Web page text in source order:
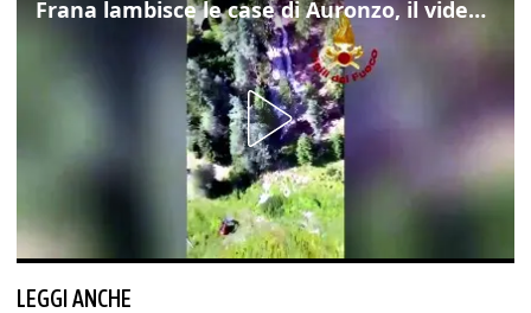
Frana lambisce le case di Auronzo, il video dall'elicottero dei vigili del fuoco
LEGGI ANCHE